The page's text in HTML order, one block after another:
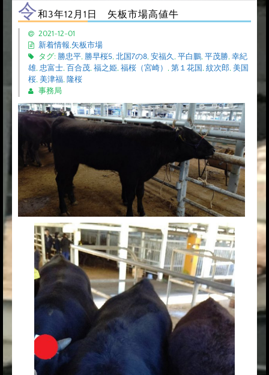
令和3年12月1日 矢板市場高値牛
2021-12-01
新着情報 矢板市場
タグ: 勝忠平, 勝早桜5, 北国7の8, 安福久 平白鵬, 平茂勝, 幸紀
雄, 忠富士, 百合茂, 福之姫 福桜（宮崎） 第１花国 紋次郎 美国
桜, 美津福, 隆桜
事務局